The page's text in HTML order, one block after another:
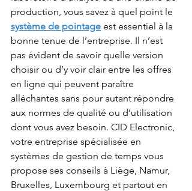
production, vous savez à quel point le
système de pointage est essentiel à la
bonne tenue de l’entreprise. Il n’est
pas évident de savoir quelle version
choisir ou d’y voir clair entre les offres
en ligne qui peuvent paraître
alléchantes sans pour autant répondre
aux normes de qualité ou d’utilisation
dont vous avez besoin. CID Electronic,
votre entreprise spécialisée en
systèmes de gestion de temps vous
propose ses conseils à Liège, Namur,
Bruxelles, Luxembourg et partout en